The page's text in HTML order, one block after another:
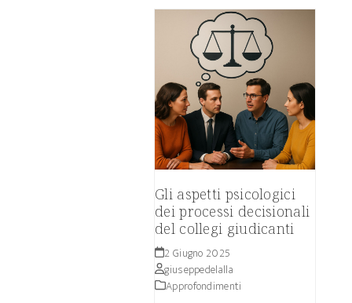
Gli aspetti psicologici
dei processi decisionali
del collegi giudicanti
2 Giugno 2025
giuseppedelalla
Approfondimenti